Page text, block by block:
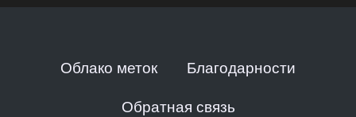
Облако меток Благодарности
Обратная связь